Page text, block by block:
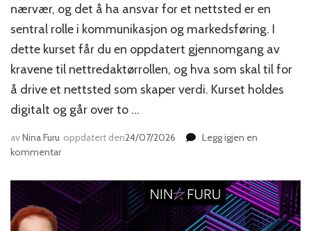
nærvær, og det å ha ansvar for et nettsted er en
sentral rolle i kommunikasjon og markedsføring. I
dette kurset får du en oppdatert gjennomgang av
kravene til nettredaktørrollen, og hva som skal til for
å drive et nettsted som skaper verdi. Kurset holdes
digitalt og går over to …
avNina Furu oppdatert den24/07/2026
Legg igjen en
kommentartil
nye
nettredaktøren
–
kurs